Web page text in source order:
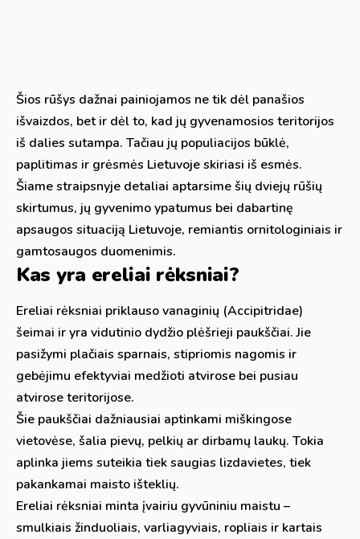
Šios rūšys dažnai painiojamos ne tik dėl panašios
išvaizdos, bet ir dėl to, kad jų gyvenamosios teritorijos
iš dalies sutampa. Tačiau jų populiacijos būklė,
paplitimas ir grėsmės Lietuvoje skiriasi iš esmės.
Šiame straipsnyje detaliai aptarsime šių dviejų rūšių
skirtumus, jų gyvenimo ypatumus bei dabartinę
apsaugos situaciją Lietuvoje, remiantis ornitologiniais ir
gamtosaugos duomenimis.
Kas yra ereliai rėksniai?
Ereliai rėksniai priklauso vanaginių (Accipitridae)
šeimai ir yra vidutinio dydžio plėšrieji paukščiai. Jie
pasižymi plačiais sparnais, stipriomis nagomis ir
gebėjimu efektyviai medžioti atvirose bei pusiau
atvirose teritorijose.
Šie paukščiai dažniausiai aptinkami miškingose
vietovėse, šalia pievų, pelkių ar dirbamų laukų. Tokia
aplinka jiems suteikia tiek saugias lizdavietes, tiek
pakankamai maisto išteklių.
Ereliai rėksniai minta įvairiu gyvūniniu maistu –
smulkiais žinduoliais, varliagyviais, ropliais ir kartais